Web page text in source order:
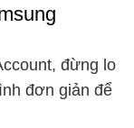
đừng lo
đơn giản để